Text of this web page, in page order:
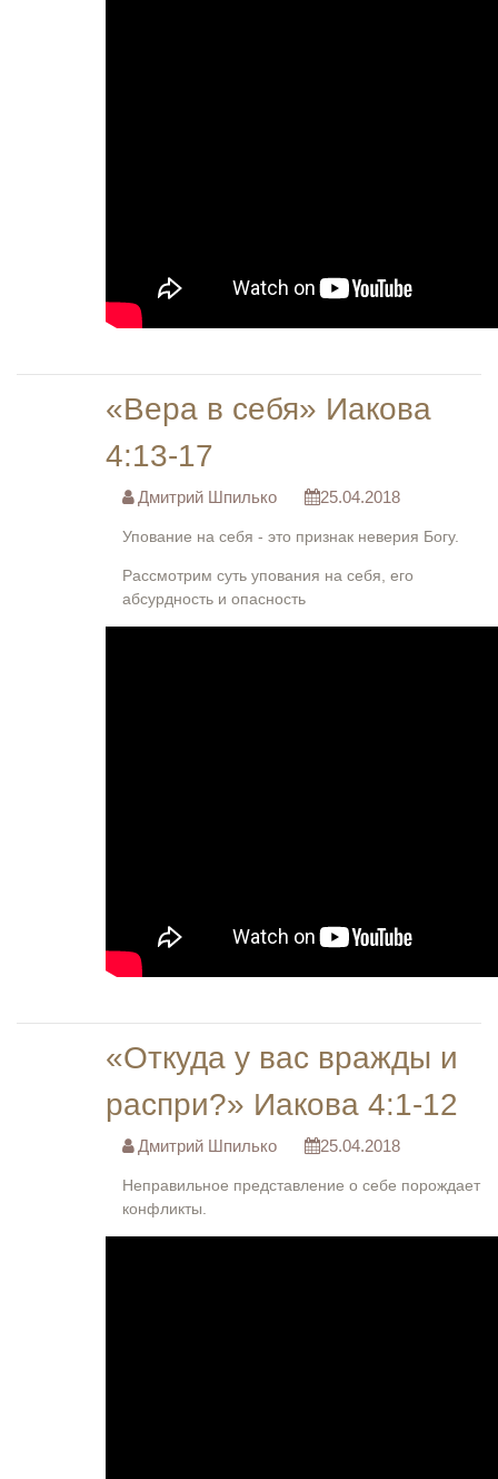
«Вера в себя» Иакова
4:13-17
Дмитрий Шпилько 25.04.2018
Упование на себя - это признак неверия Богу.
Рассмотрим суть упования на себя, его
абсурдность и опасность
«Откуда у вас вражды и
распри?» Иакова 4:1-12
Дмитрий Шпилько 25.04.2018
Неправильное представление о себе порождает
конфликты.